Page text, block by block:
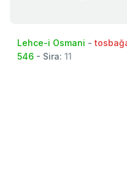
Lehce-i Osmani -
546 - Sira: 11